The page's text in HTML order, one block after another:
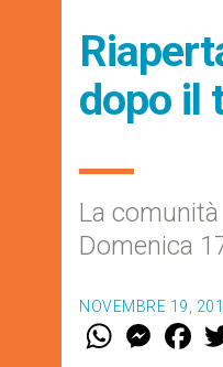
dopo il
La
Domenica
NOVEMBRE 19,
W M
e
F
a